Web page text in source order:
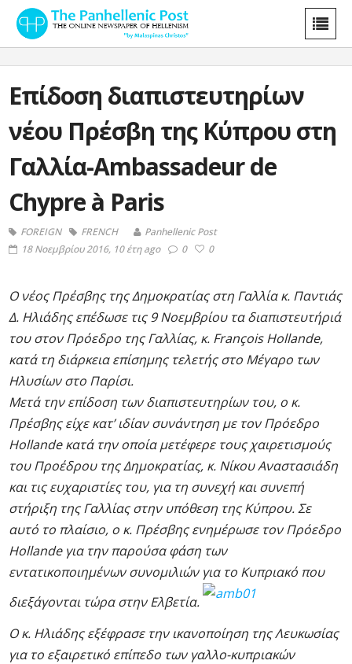
Επίδοση διαπιστευτηρίων
νέου Πρέσβη της Κύπρου στη
Γαλλία-Ambassadeur de
Chypre à Paris
FOREIGN FRENCH
Panhellenic Post
18 Νοεμβρίου 2016, 10 έτη ago
0 0
O νέος Πρέσβης της Δημοκρατίας στη Γαλλία κ. Παντιάς
Δ. Ηλιάδης επέδωσε τις 9 Νοεμβρίου τα διαπιστευτήριά
του στον Πρόεδρο της Γαλλίας, κ. François Hollande,
κατά τη διάρκεια επίσημης τελετής στο Μέγαρο των
Ηλυσίων στο Παρίσι.
Μετά την επίδοση των διαπιστευτηρίων του, ο κ.
Πρέσβης είχε κατ’ ιδίαν συνάντηση με τον Πρόεδρο
Hollande κατά την οποία μετέφερε τους χαιρετισμούς
του Προέδρου της Δημοκρατίας, κ. Νίκου Αναστασιάδη
και τις ευχαριστίες του, για τη συνεχή και συνεπή
στήριξη της Γαλλίας στην υπόθεση της Κύπρου. Σε
αυτό το πλαίσιο, ο κ. Πρέσβης ενημέρωσε τον Πρόεδρο
Hollande για την παρούσα φάση των
εντατικοποιημένων συνομιλιών για το Κυπριακό που
διεξάγονται τώρα στην Ελβετία.
Ο κ. Ηλιάδης εξέφρασε την ικανοποίηση της Λευκωσίας
για το εξαιρετικό επίπεδο των γαλλο-κυπριακών